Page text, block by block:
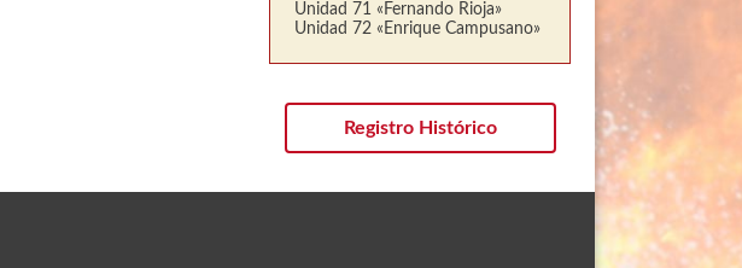
Unidad 71 «Fernando Rioja»
Unidad 72 «Enrique Campusano»
Registro Histórico